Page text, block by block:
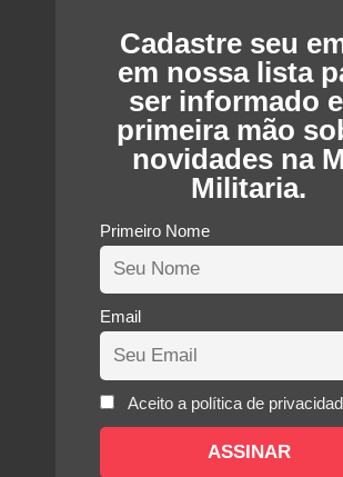
R$60,00.
Cadastre seu
em nossa lista
ser informado
primeira mão
novidades na
Militaria.
Primeiro Nome
Email
Aceito a política de